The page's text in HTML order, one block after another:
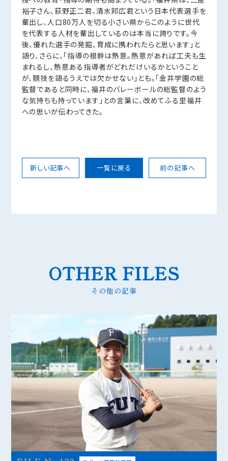
裕子さん、荻野正二君、清水邦広君という日本代表選手を
輩出し、人口80万人を切る小さい県からこのように世代
を代表する人材を輩出しているのは本当に誇りです。今
後、優れた選手の発掘、育成に携われたらと思います」と
語り、さらに、「指導の根幹は熱意。熱意があれば工夫も生
まれるし、熱意ある指導者がどれだけいるかということ
が、競技を語るうえでは欠かせない」とも。「金井学園の総
監督であると同時に、福井のバレーボールの総監督のよう
な気持ちも持っています」との言葉に、改めてふる里福井
への思いが伝わってきた。
新しい記事へ 一覧に戻る 前の記事へ
OTHER FILES
その他の記事